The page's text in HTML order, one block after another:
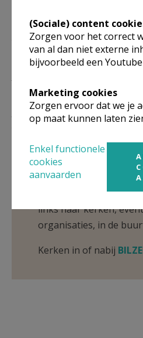
9.30 Eucharistie
Kerstmis
9.30 Eucharistie
Omgeving
Niet gevonden wat je
links naar kerken,
organisaties, in de
Kerken in of nabij
(Sociale) content
Zorgen voor het correct
van al dan niet externe
bijvoorbeeld een
Marketing cookies
Zorgen ervoor dat we je
op maat kunnen laten
Enkel functionele
cookies
aanvaarden